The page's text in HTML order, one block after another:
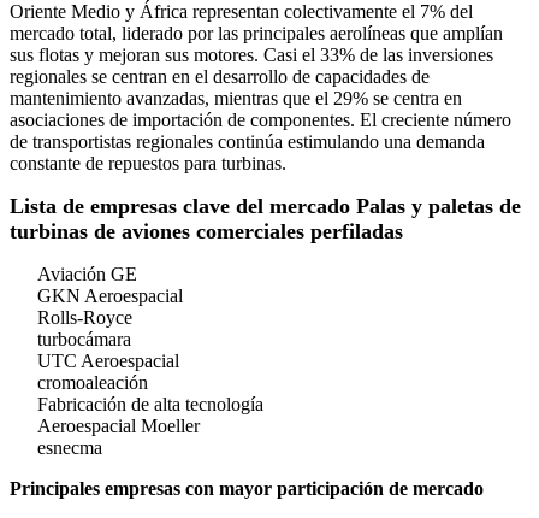
Oriente Medio y África representan colectivamente el 7% del
mercado total, liderado por las principales aerolíneas que amplían
sus flotas y mejoran sus motores. Casi el 33% de las inversiones
regionales se centran en el desarrollo de capacidades de
mantenimiento avanzadas, mientras que el 29% se centra en
asociaciones de importación de componentes. El creciente número
de transportistas regionales continúa estimulando una demanda
constante de repuestos para turbinas.
Lista de empresas clave del mercado Palas y paletas de
turbinas de aviones comerciales perfiladas
Aviación GE
GKN Aeroespacial
Rolls-Royce
turbocámara
UTC Aeroespacial
cromoaleación
Fabricación de alta tecnología
Aeroespacial Moeller
esnecma
Principales empresas con mayor participación de mercado